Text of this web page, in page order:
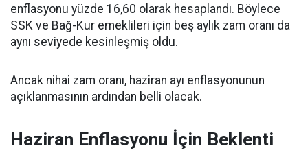
enflasyonu yüzde 16,60 olarak hesaplandı. Böylece
SSK ve Bağ-Kur emeklileri için beş aylık zam oranı da
aynı seviyede kesinleşmiş oldu.
Ancak nihai zam oranı, haziran ayı enflasyonunun
açıklanmasının ardından belli olacak.
Haziran Enflasyonu İçin Beklenti